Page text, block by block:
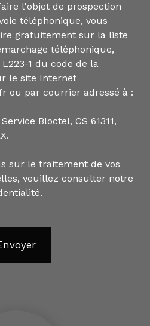
l'objet de prospection
téléphonique, vous
gratuitement sur la liste
téléphonique,
1 du code de la
le site Internet
ou par courrier adressé à :
Bloctel, CS 61311,
sur le traitement de vos
veuillez consulter notre
.